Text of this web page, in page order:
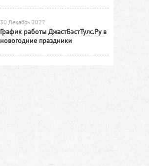
30 Декабрь 2022
График работы ДжастБэстТулс.Ру в
новогодние праздники